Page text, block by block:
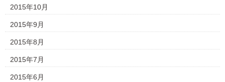
2015年10月
2015年9月
2015年8月
2015年7月
2015年6月